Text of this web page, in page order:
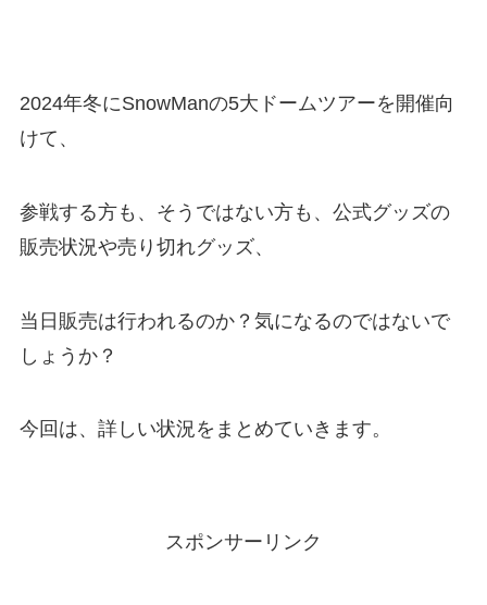
2024年冬にSnowManの5大ドームツアーを開催向
けて、
参戦する方も、そうではない方も、公式グッズの
販売状況や売り切れグッズ、
当日販売は行われるのか？気になるのではないで
しょうか？
今回は、詳しい状況をまとめていきます。
スポンサーリンク